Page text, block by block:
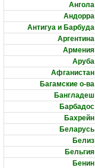
Ангола
Андорра
Антигуа и Барбуда
Аргентина
Армения
Аруба
Афганистан
Багамские о-ва
Бангладеш
Барбадос
Бахрейн
Беларусь
Белиз
Бельгия
Бенин